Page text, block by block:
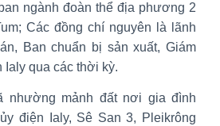
ngành đoàn thể địa phương 2
Các đồng chí nguyên là lãnh
Ban chuẩn bị sản xuất, Giám
Ialy qua các thời kỳ.
nhường mảnh đất nơi gia đình
điện Ialy, Sê San 3, Pleikrông